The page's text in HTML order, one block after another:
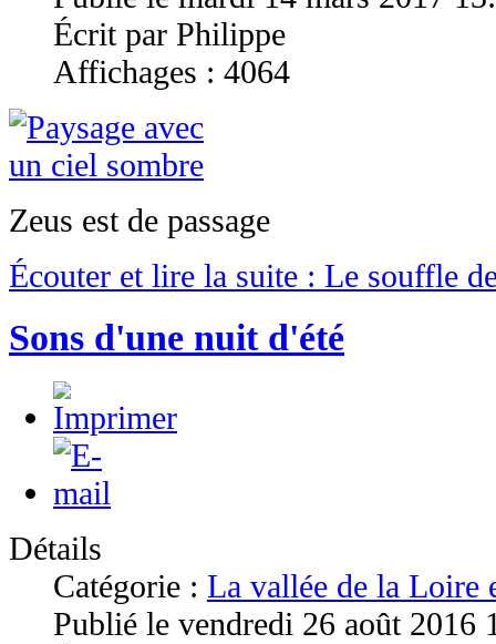
Écrit par Philippe
Affichages : 4064
Zeus est de passage
Écouter et lire la suite : Le souffle
Sons d'une nuit d'été
Détails
Catégorie : La vallée de la Loire
Publié le vendredi 26 août 2016